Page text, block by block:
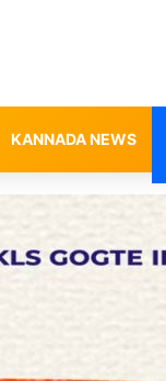
KANNADA NEWS